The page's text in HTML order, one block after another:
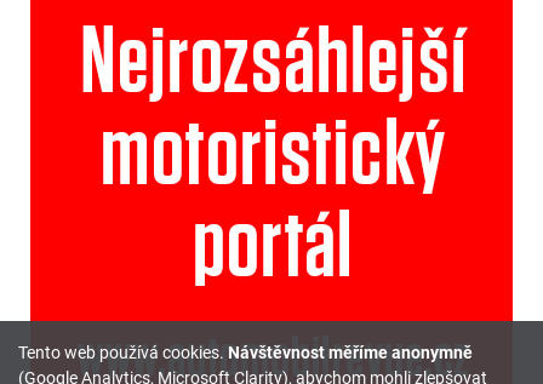
Tento web používá cookies. Návštěvnost měříme anonymně
(Google Analytics, Microsoft Clarity), abychom mohli zlepšovat